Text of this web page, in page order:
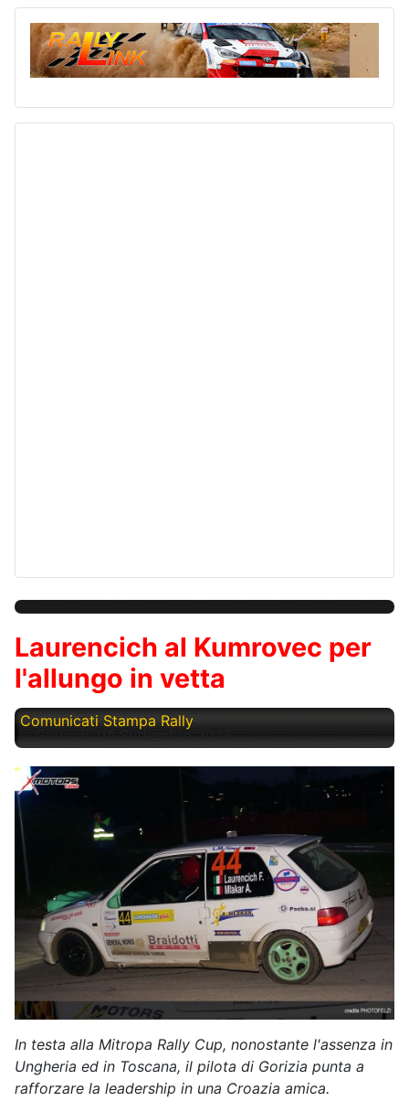
Laurencich al Kumrovec per
l'allungo in vetta
Comunicati Stampa Rally
Giovedì, 04 Settembre 2025
In testa alla Mitropa Rally Cup, nonostante l'assenza in
Ungheria ed in Toscana, il pilota di Gorizia punta a
rafforzare la leadership in una Croazia amica.